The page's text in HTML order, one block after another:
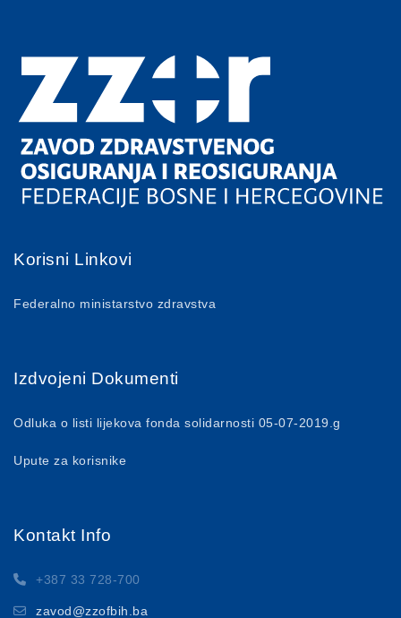
Korisni Linkovi
Federalno ministarstvo zdravstva
Izdvojeni Dokumenti
Odluka o listi lijekova fonda solidarnosti 05-07-2019.g
Upute za korisnike
Kontakt Info
+387 33 728-700
zavod@zzofbih.ba